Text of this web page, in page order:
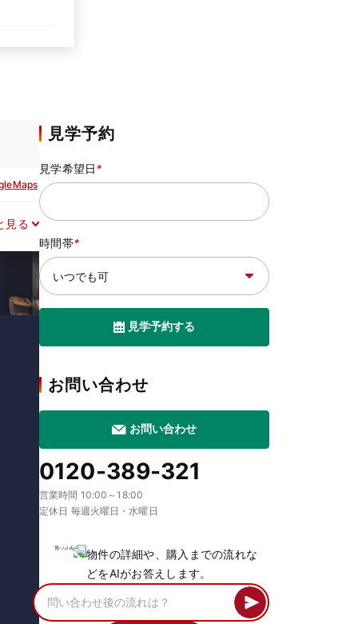
見る
見学予約
見学希望日*
時間帯*
見学予約する
お問い合わせ
お問い合わせ
0120-389-321
営業時間 10:00～18:00
定休日 毎週火曜日・水曜日
物件の詳細や、購入までの流れな
どをAIがお答えします。